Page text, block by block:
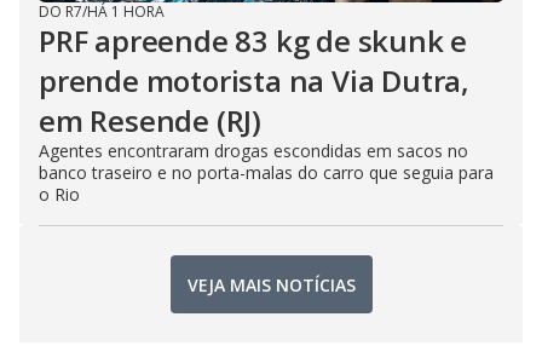
DO R7/HÁ 1 HORA
PRF apreende 83 kg de skunk e
prende motorista na Via Dutra,
em Resende (RJ)
Agentes encontraram drogas escondidas em sacos no
banco traseiro e no porta-malas do carro que seguia para
o Rio
VEJA MAIS NOTÍCIAS